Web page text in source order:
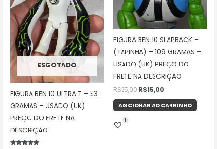
ESGOTADO
FIGURA BEN 10 ULTRA T – 53
GRAMAS – USADO (UK)
PREÇO DO FRETE NA
DESCRIÇÃO
FIGURA BEN 10 SLAPBACK –
(TAPINHA) – 109 GRAMAS –
USADO (UK) PREÇO DO
FRETE NA DESCRIÇÃO
R$25,00 R$15,00
ADICIONAR AO CARRINHO
1